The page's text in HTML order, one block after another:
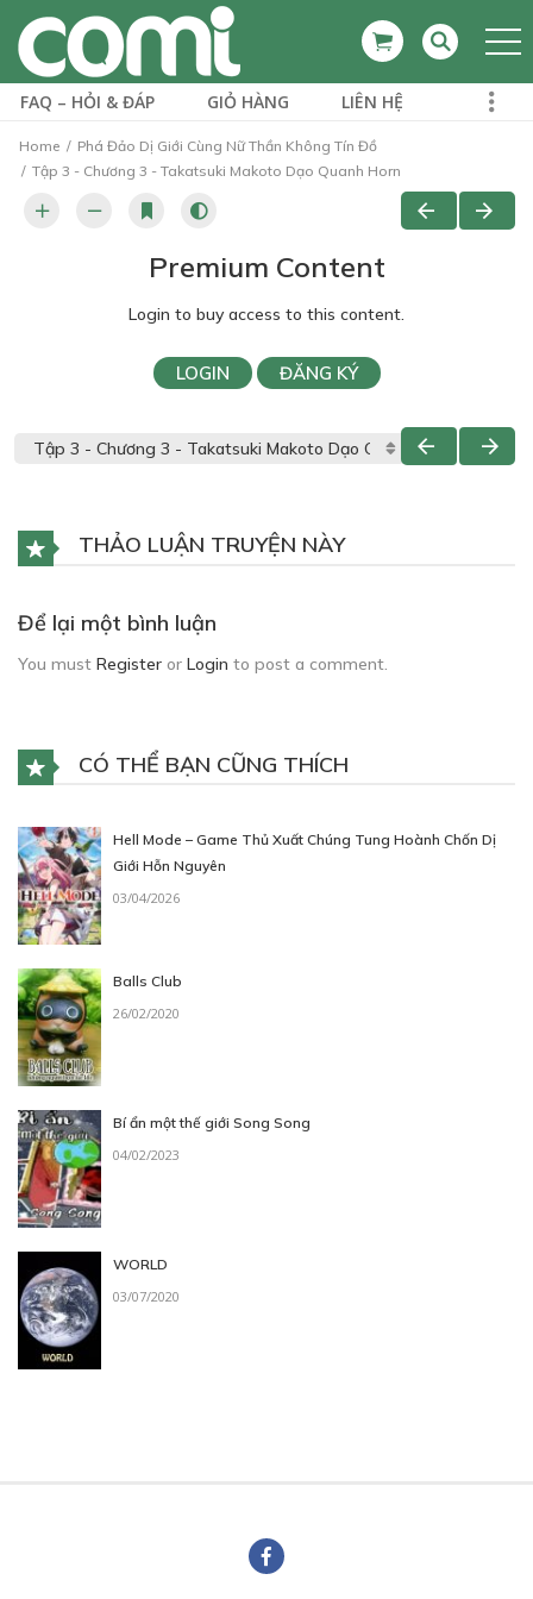
FAQ – HỎI & ĐÁP GIỎ HÀNG LIÊN HỆ
Home
Phá Đảo Dị Giới Cùng Nữ Thần Không Tín Đồ
Tập 3 - Chương 3 - Takatsuki Makoto Dạo Quanh Horn
Premium Content
Login to buy access to this content.
LOGIN ĐĂNG KÝ
THẢO LUẬN TRUYỆN NÀY
Để lại một bình luận
You must Register or Login to post a comment.
CÓ THỂ BẠN CŨNG THÍCH
Hell Mode – Game Thủ Xuất Chúng Tung Hoành Chốn Dị
Giới Hỗn Nguyên
03/04/2026
Balls Club
26/02/2020
Bí ẩn một thế giới Song Song
04/02/2023
WORLD
03/07/2020